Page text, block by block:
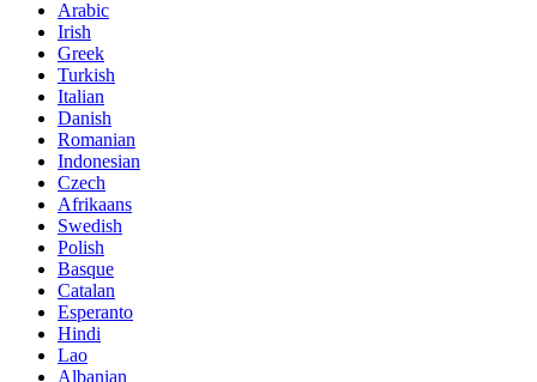
Arabic
Irish
Greek
Turkish
Italian
Danish
Romanian
Indonesian
Czech
Afrikaans
Swedish
Polish
Basque
Catalan
Esperanto
Hindi
Lao
Albanian